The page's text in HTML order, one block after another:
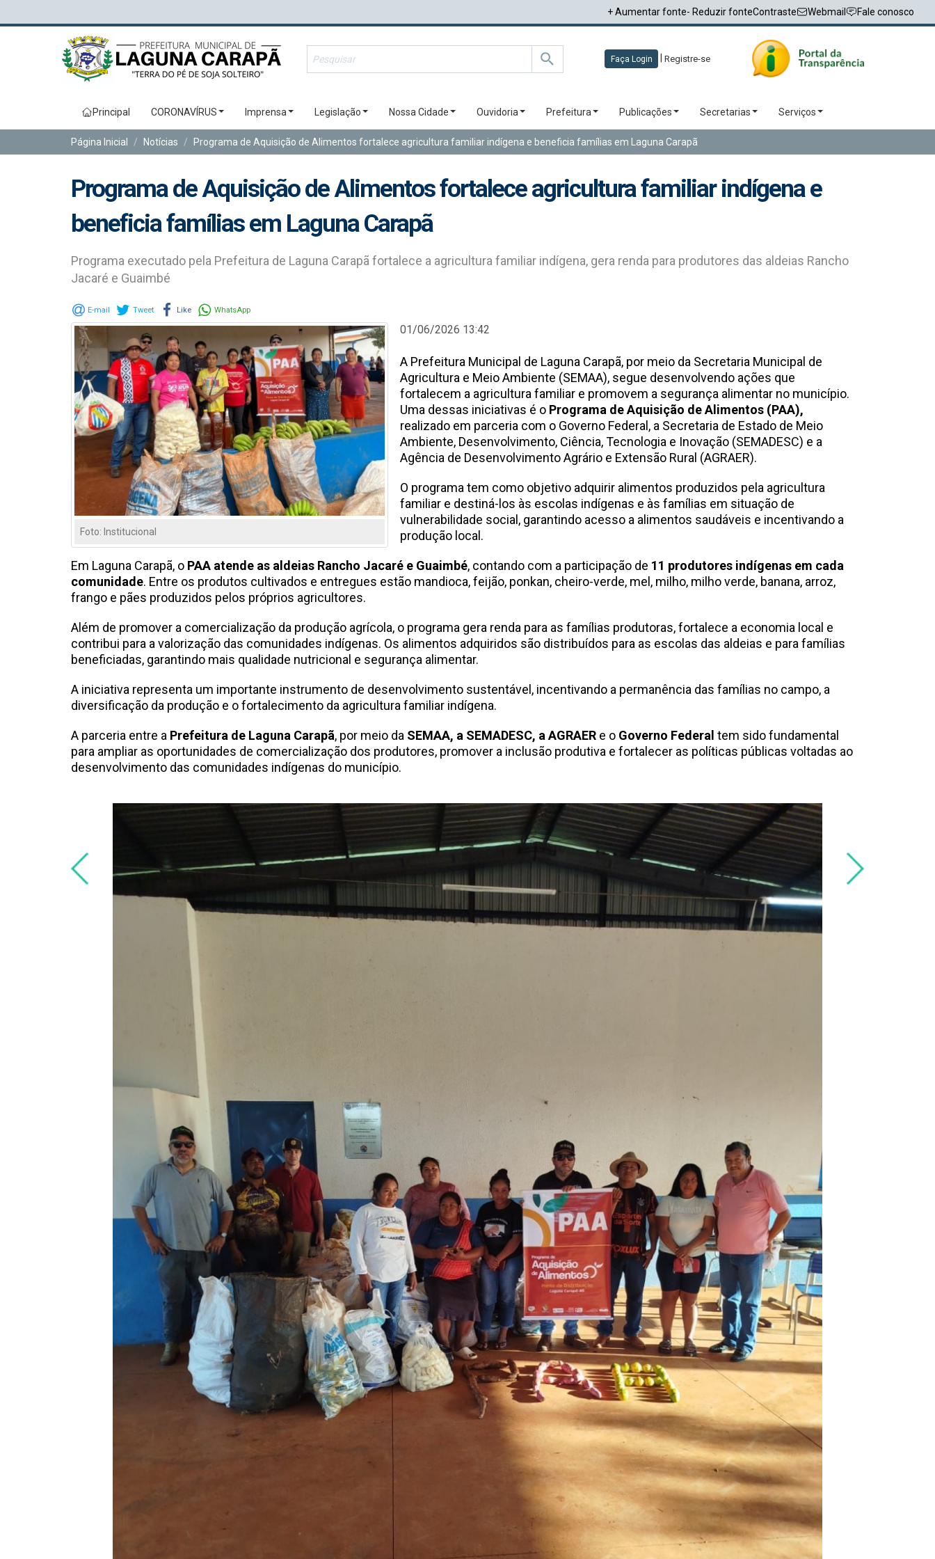
+ Aumentar fonte- Reduzir fonteContraste Webmail Fale conosco
Faça Login Registre-se
Principal CORONAVÍRUS Imprensa Legislação Nossa Cidade Ouvidoria Prefeitura Publicações Secretarias Serviços
Página Inicial Notícias Programa de Aquisição de Alimentos fortalece agricultura familiar indígena e beneficia famílias em Laguna Carapã
Programa de Aquisição de Alimentos fortalece agricultura familiar indígena e
beneficia famílias em Laguna Carapã
Programa executado pela Prefeitura de Laguna Carapã fortalece a agricultura familiar indígena, gera renda para produtores das aldeias Rancho
Jacaré e Guaimbé
E-mail Tweet Like WhatsApp
Foto: Institucional
01/06/2026 13:42
A Prefeitura Municipal de Laguna Carapã, por meio da Secretaria Municipal de
Agricultura e Meio Ambiente (SEMAA), segue desenvolvendo ações que
fortalecem a agricultura familiar e promovem a segurança alimentar no município.
Uma dessas iniciativas é o Programa de Aquisição de Alimentos (PAA),
realizado em parceria com o Governo Federal, a Secretaria de Estado de Meio
Ambiente, Desenvolvimento, Ciência, Tecnologia e Inovação (SEMADESC) e a
Agência de Desenvolvimento Agrário e Extensão Rural (AGRAER).
O programa tem como objetivo adquirir alimentos produzidos pela agricultura
familiar e destiná-los às escolas indígenas e às famílias em situação de
vulnerabilidade social, garantindo acesso a alimentos saudáveis e incentivando a
produção local.
Em Laguna Carapã, o PAA atende as aldeias Rancho Jacaré e Guaimbé, contando com a participação de 11 produtores indígenas em cada
comunidade. Entre os produtos cultivados e entregues estão mandioca, feijão, ponkan, cheiro-verde, mel, milho, milho verde, banana, arroz,
frango e pães produzidos pelos próprios agricultores.
Além de promover a comercialização da produção agrícola, o programa gera renda para as famílias produtoras, fortalece a economia local e
contribui para a valorização das comunidades indígenas. Os alimentos adquiridos são distribuídos para as escolas das aldeias e para famílias
beneficiadas, garantindo mais qualidade nutricional e segurança alimentar.
A iniciativa representa um importante instrumento de desenvolvimento sustentável, incentivando a permanência das famílias no campo, a
diversificação da produção e o fortalecimento da agricultura familiar indígena.
A parceria entre a Prefeitura de Laguna Carapã, por meio da SEMAA, a SEMADESC, a AGRAER e o Governo Federal tem sido fundamental
para ampliar as oportunidades de comercialização dos produtores, promover a inclusão produtiva e fortalecer as políticas públicas voltadas ao
desenvolvimento das comunidades indígenas do município.